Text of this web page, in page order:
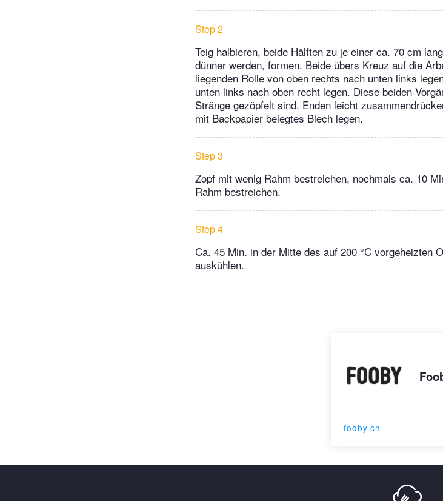
Step 2
Teig halbieren, beide Hälften zu je einer ca. 70 cm
dünner werden, formen. Beide übers Kreuz auf die
liegenden Rolle von oben rechts nach unten links
unten links nach oben recht legen. Diese beiden
Stränge gezöpfelt sind. Enden leicht
mit Backpapier belegtes Blech legen.
Step 3
Zopf mit wenig Rahm bestreichen, nochmals ca. 10
Rahm bestreichen.
Step 4
Ca. 45 Min. in der Mitte des auf 200 °C vorgeheizten
auskühlen.
fooby.ch